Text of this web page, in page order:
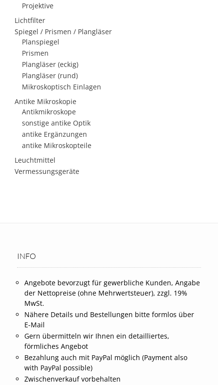
Projektive
Lichtfilter
Spiegel / Prismen / Plangläser
Planspiegel
Prismen
Plangläser (eckig)
Plangläser (rund)
Mikroskoptisch Einlagen
Antike Mikroskopie
Antikmikroskope
sonstige antike Optik
antike Ergänzungen
antike Mikroskopteile
Leuchtmittel
Vermessungsgeräte
INFO
Angebote bevorzugt für gewerbliche Kunden, Angabe
der Nettopreise (ohne Mehrwertsteuer), zzgl. 19%
MwSt.
Nähere Details und Bestellungen bitte formlos über
E-Mail
Gern übermitteln wir Ihnen ein detailliertes,
förmliches Angebot
Bezahlung auch mit PayPal möglich (Payment also
with PayPal possible)
Zwischenverkauf vorbehalten